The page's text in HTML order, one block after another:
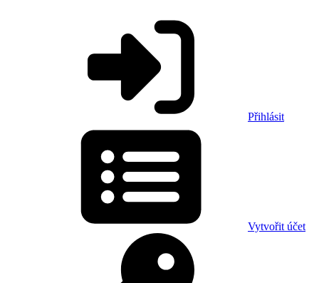
Přihlásit
Vytvořit účet